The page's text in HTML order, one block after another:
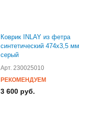
Коврик INLAY из фетра
синтетический 474х3,5 мм
серый
Арт. 230025010
РЕКОМЕНДУЕМ
3 600 руб.